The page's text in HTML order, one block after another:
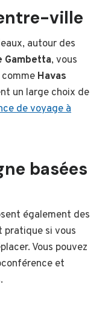
ville
autour des
Gambetta, vous
Havas
un large choix de
de voyage à
basées
également des
pratique si vous
Vous pouvez
et